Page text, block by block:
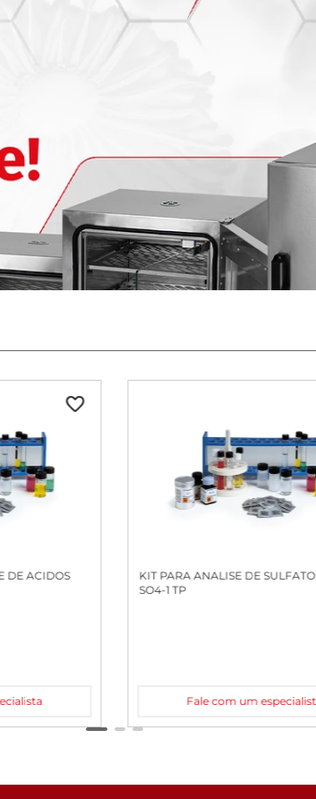
DE ACIDOS
KIT PARA ANALISE DE
SO4-1 TP
Fale com um